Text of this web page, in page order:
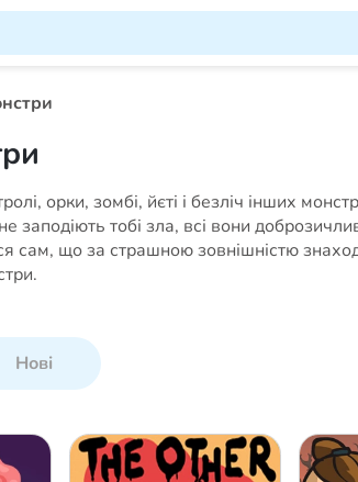
орки, зомбі, йєті і безліч інших
заподіють тобі зла, всі вони
сам, що за страшною зовнішністю
Нові